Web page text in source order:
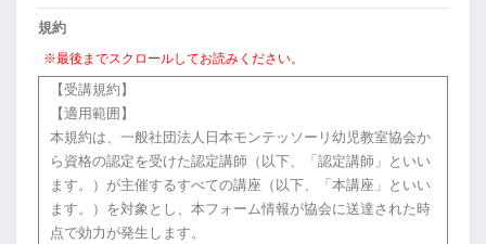
規約
※最後までスクロールしてお読みください。
【受講規約】
【適用範囲】
本規約は、一般社団法人日本モンテッソーリ幼児教室協会か
ら資格の認定を受けた認定講師（以下、「認定講師」といい
ます。）が主催するすべての講座（以下、「本講座」といい
ます。）を対象とし、本フォーム情報が協会に送達された時
点で効力が発生します。